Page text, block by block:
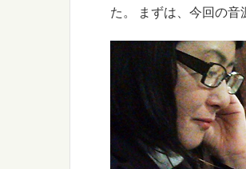
た。 まずは、今回の音